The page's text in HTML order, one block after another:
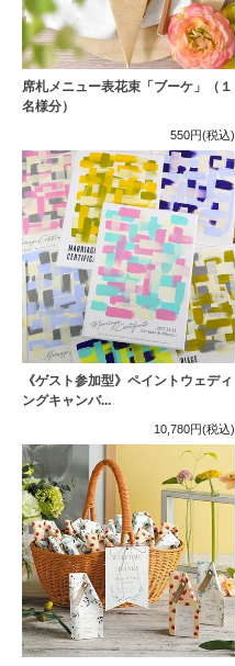
席札メニュー表花束「ブーケ」（１
名様分）
550円(税込)
《ゲスト参加型》ペイントウェディ
ングキャンバ...
10,780円(税込)